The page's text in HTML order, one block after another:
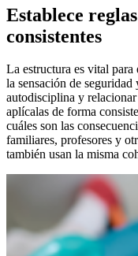
Establece
consistentes
La estructura es vital
la sensación de
autodisciplina y
aplícalas de forma
cuáles son las
familiares, profesores y
también usan la misma